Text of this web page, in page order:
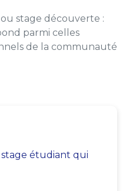
stage découverte :
parmi celles
de la communauté
étudiant qui